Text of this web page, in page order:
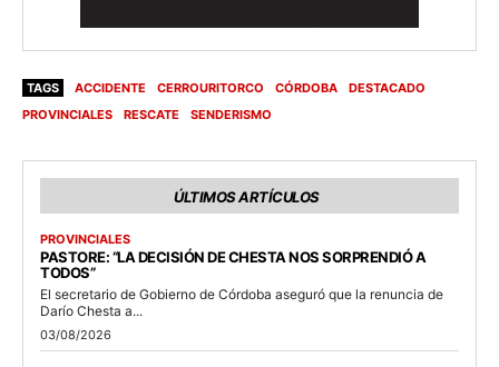
TAGS ACCIDENTE CERROURITORCO CÓRDOBA
DESTACADO
PROVINCIALES
RESCATE SENDERISMO
ÚLTIMOS ARTÍCULOS
PROVINCIALES
PASTORE: “LA DECISIÓN DE CHESTA NOS SORPRENDIÓ A
TODOS”
El secretario de Gobierno de Córdoba aseguró que la renuncia de
Darío Chesta a...
03/08/2026